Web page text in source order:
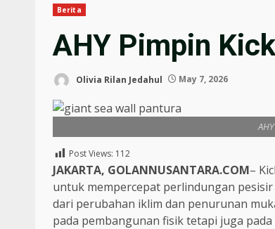
Berita
AHY Pimpin
Olivia Rilan Jedahul May 7, 2026
Post Views: 112
JAKARTA, GOLANNUSANTARA.COM–
untuk mempercepat perlindungan
dari perubahan iklim dan penurunan
pada pembangunan fisik tetapi juga